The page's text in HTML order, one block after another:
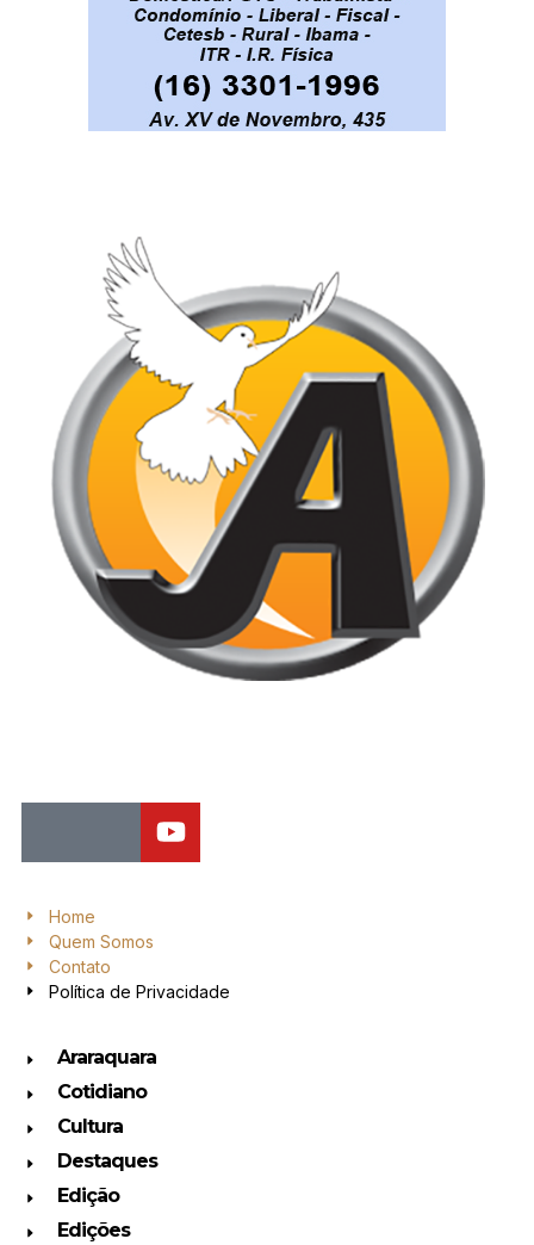
Home
Quem Somos
Contato
Política de Privacidade
Araraquara
Cotidiano
Cultura
Destaques
Edição
Edições